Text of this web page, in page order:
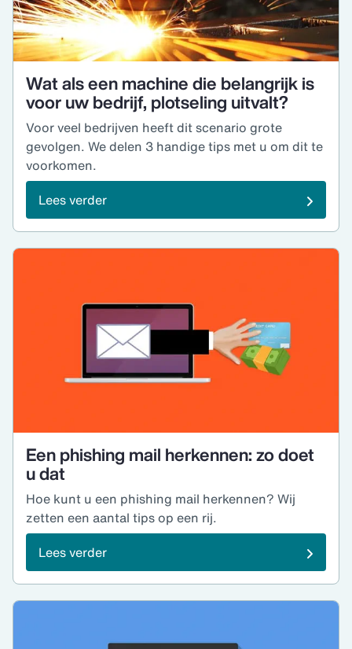
Wat als een machine die belangrijk is
voor uw bedrijf, plotseling uitvalt?
Voor veel bedrijven heeft dit scenario grote
gevolgen. We delen 3 handige tips met u om dit te
voorkomen.
Lees verder
Een phishing mail herkennen: zo doet
u dat
Hoe kunt u een phishing mail herkennen? Wij
zetten een aantal tips op een rij.
Lees verder